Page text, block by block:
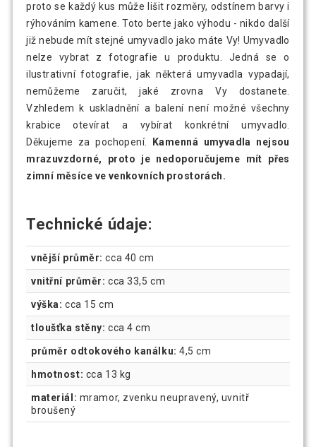
proto se každý kus může lišit rozměry, odstínem barvy i
rýhováním kamene. Toto berte jako výhodu - nikdo další
již nebude mít stejné umyvadlo jako máte Vy! Umyvadlo
nelze vybrat z fotografie u produktu. Jedná se o
ilustrativní fotografie, jak některá umyvadla vypadají,
nemůžeme zaručit, jaké zrovna Vy dostanete.
Vzhledem k uskladnění a balení není možné všechny
krabice otevírat a vybírat konkrétní umyvadlo.
Děkujeme za pochopení.
Kamenná umyvadla nejsou
mrazuvzdorné, proto je nedoporučujeme mít přes
zimní měsíce ve venkovních prostorách.
Technické údaje:
vnější průměr: cca 40 cm
vnitřní průměr: cca 33,5 cm
výška: cca 15 cm
tloušťka stěny: cca 4 cm
průměr odtokového kanálku: 4,5 cm
hmotnost: cca 13 kg
materiál: mramor, zvenku neupravený, uvnitř
broušený